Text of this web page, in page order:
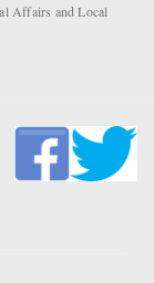
Affairs and Local